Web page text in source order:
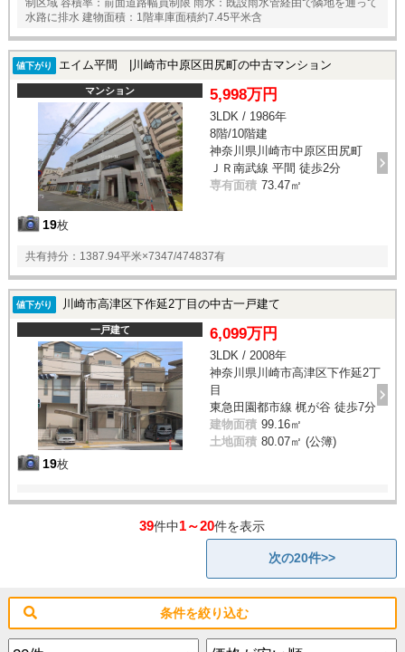
制区域 容積率：前面道路幅員制限 雨水：既設雨水管経由で隣地を通って
水路に排水 建物面積：1階車庫面積約7.45平米含
値下がり エイム平間 |川崎市中原区田尻町の中古マンション
マンション
19枚
5,998万円
3LDK / 1986年
8階/10階建
神奈川県川崎市中原区田尻町
ＪＲ南武線 平間 徒歩2分
専有面積 73.47㎡
共有持分：1387.94平米×7347/474837有
値下がり 川崎市高津区下作延2丁目の中古一戸建て
一戸建て
19枚
6,099万円
3LDK / 2008年
神奈川県川崎市高津区下作延2丁
目
東急田園都市線 梶が谷 徒歩7分
建物面積 99.16㎡
土地面積 80.07㎡ (公簿)
39件中1～20件を表示
次の20件>>
条件を絞り込む